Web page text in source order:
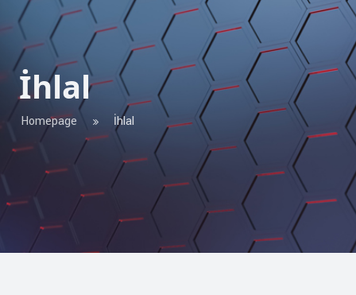
İhlal
Homepage İhlal